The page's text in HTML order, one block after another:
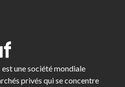
une société mondiale
privés qui se concentre